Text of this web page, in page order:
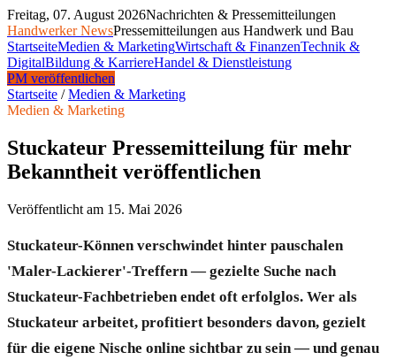
Freitag, 07. August 2026Nachrichten & Pressemitteilungen
Handwerker NewsPressemitteilungen aus Handwerk und Bau
StartseiteMedien & MarketingWirtschaft & FinanzenTechnik &
DigitalBildung & KarriereHandel & Dienstleistung
PM veröffentlichen
Startseite /Medien & Marketing
Medien & Marketing
Stuckateur Pressemitteilung für mehr
Bekanntheit veröffentlichen
Veröffentlicht am 15. Mai 2026
Stuckateur-Können verschwindet hinter pauschalen
'Maler-Lackierer'-Treffern — gezielte Suche nach
Stuckateur-Fachbetrieben endet oft erfolglos. Wer als
Stuckateur arbeitet, profitiert besonders davon, gezielt
für die eigene Nische online sichtbar zu sein — und genau